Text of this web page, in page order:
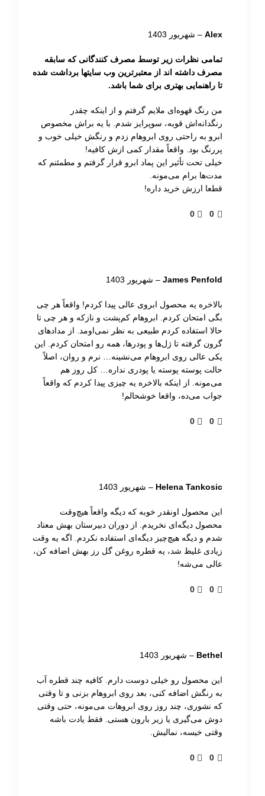
برای پر کردن و فرم‌دهی ابروها طراحی شده است.
فرمول ماندگار و قابل لایه‌بندی آن به نرمی روی پوست و
مو می‌نشیند و به شما زمان کافی برای محو کردن می‌دهد،
سپس با یک پوشش طبیعی و مات خشک می‌شود.
روش استفاده از پماد ابرو بورلی
هیلز آناستازیا
محصول رنگدانه‌های بالایی دارد، بنابراین مقدار کم آن کافی
اسپولی محو کنید. سپس موهای ابرو را به سمت پایین
شانه کرده و قوس بالایی ابرو را بکشید و به آرامی با
اسپولی محو کنید. برای داشتن نتیجه‌ای طبیعی‌تر، در طول
فرایند استفاده از محصول، آن را به طور کامل در ابروها
محو کنید. در نهایت، جلوی ابرو را با باقیمانده محصول پر
کنید تا یک افکت گرادینت ملایم ایجاد شود.
از فرمول‌های کرمی طراحی شده و برای ایجاد بافتی شبیه
به تار موهای طبیعی و همچنین فرم‌دهی و جزئیات دقیق
ابرو ایده آل است. با استفاده از اینلوازم آرایشی
می‌توانید با دقت بیشتری پماد را به ابروهایتان بزنید.
برای جلوگیری از برداشتن بیش از حد، ابتدا مقدار کمی از
پماد را با براش از قسمت بیرونی درب ظرف بردارید. این
ظرف را محکم ببندید تا فرمول ضدآب آن خشک نشود. اگر
احساس کردید که پماد خشک شده یا طراوت اولیه خود را
از دست داده، می‌توانید یک قطره روغن مرطوب‌کننده به
آن اضافه کنید تا دوباره نرم و روان شود. با این روش ساده
Alex
– شهریور 1403
تمامی نظرات زیر توسط مصرف کنندگانی که سابقه
مصرف داشته اند از معتبرترین وب سایتها برداشت شده
تا راهنمایی بهتری برای شما باشد.
من رنگ قهوه‌ای ملایم گرفتم و از اینکه چقدر
رنگدانه‌اش قویه، سوپرایز شدم. با یه براش مخصوص
ابرو به راحتی روی ابروهام زدم و رنگش خیلی خوب و
پررنگ بود. واقعاً مقدار کمی ازش کافیه!
خیلی تحت تأثیر این پماد ابرو قرار گرفتم و مطمئنم که
مدت‌ها برام می‌مونه.
قطعا ارزش خرید داره!
0
0
James Penfold
– شهریور 1403
بالاخره یه محصول ابروی عالی پیدا کردم! واقعاً هر چی
بگی امتحان کردم. ابروهام کم‌پشت و نازکه و هر چی تا
حالا استفاده کردم طبیعی به نظر نمی‌اومد. از مدادهای
گرون گرفته تا ژل‌ها و پودرها، همه رو امتحان کردم. این
یکی عالی روی ابروهام می‌نشینه… نرم و روان، اصلاً
حالت پوسته پوسته یا پودری نداره… کل روز هم
می‌مونه. از اینکه بالاخره یه چیزی پیدا کردم که واقعاً
جواب می‌ده، واقعا خوشحالم!
0
0
Helena Tankosic
– شهریور 1403
این محصول اونقدر خوبه که دیگه واقعاً هیچ‌وقت
محصول دیگه‌ای نخریدم. از دوران دبیرستان بهش معتاد
شدم و دیگه هیچ‌چیز دیگه‌ای استفاده نکردم. اگه یه وقت
زیادی غلیظ شد، یه قطره روغن گل رز بهش اضافه کن،
عالی می‌شه!
0
0
Bethel
– شهریور 1403
این محصول رو خیلی دوست دارم. کافیه چند قطره آب
به رنگش اضافه کنی، بعد روی ابروهام بزنی و تا وقتی
که نشوری، چند روز روی ابروهات می‌مونه، حتی وقتی
دوش می‌گیری یا زیر بارون هستی. فقط یادت باشه
وقتی خیسه، نمالیش.
0
0